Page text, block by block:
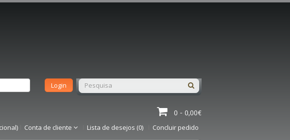
0 - 0,00€
Conta de cliente Lista de desejos (0) Concluir pedido